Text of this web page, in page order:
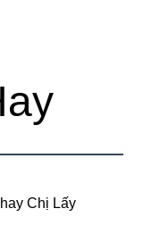
Chị Lấy